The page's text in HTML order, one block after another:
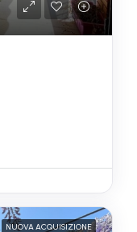
NUOVA ACQUISIZIONE